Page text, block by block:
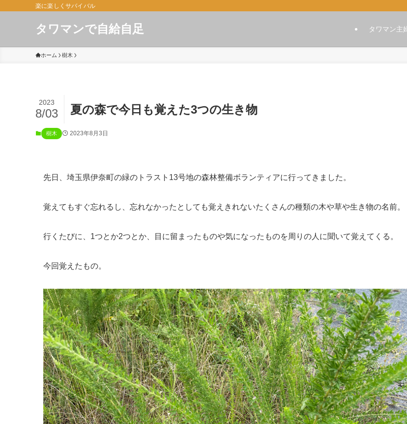
楽に楽しくサバイバル
タワマンで自給自足 タワマン主
ホーム 樹木
夏の森で今日も覚えた3つの生き物
2023
8/03
樹木 2023年8月3日
先日、埼玉県伊奈町の緑のトラスト13号地の森林整備ボランティアに行ってきました。
覚えてもすぐ忘れるし、忘れなかったとしても覚えきれないたくさんの種類の木や草や生き物の名前。
行くたびに、1つとか2つとか、目に留まったものや気になったものを周りの人に聞いて覚えてくる。
今回覚えたもの。